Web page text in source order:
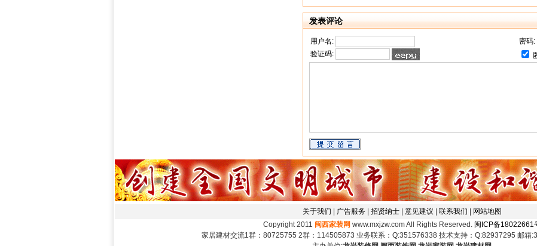
发表评论
用户名:
密码:
验证码:
关于我们 广告服务| 招贤纳士| 意见建议 联系我们
网站地图
Copyright 2011 闽西家装网 www.mxjzw.com All Rights Reserved. 闽ICP备18022661
家居建材交流1群：80725755 2群：114505873 业务联系：Q:351576338 技术支持：Q:82937295 邮箱